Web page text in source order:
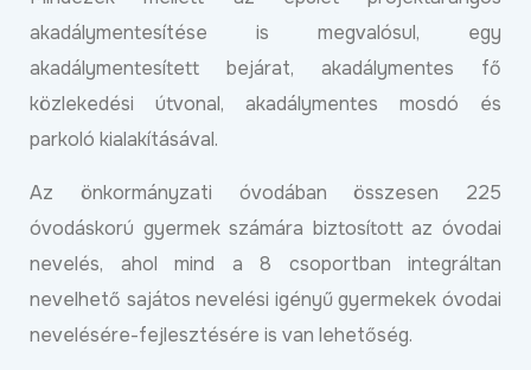
akadálymentesítése is megvalósul, egy
akadálymentesített bejárat, akadálymentes fő
közlekedési útvonal, akadálymentes mosdó és
parkoló kialakításával.
Az önkormányzati óvodában összesen 225
óvodáskorú gyermek számára biztosított az óvodai
nevelés, ahol mind a 8 csoportban integráltan
nevelhető sajátos nevelési igényű gyermekek óvodai
nevelésére-fejlesztésére is van lehetőség.